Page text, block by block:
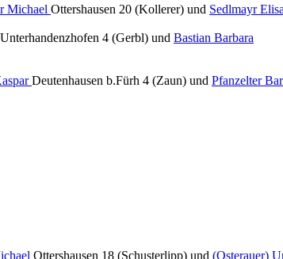
Michael Ottershausen 20 (Kollerer) und Sedlmayr
Unterhandenzhofen 4 (Gerbl) und Bastian Barbara
Deutenhausen b.Fürh 4 (Zaun) und Pfanzelter
Ottershausen 18 (Schusterlipp) und (Osterauer)